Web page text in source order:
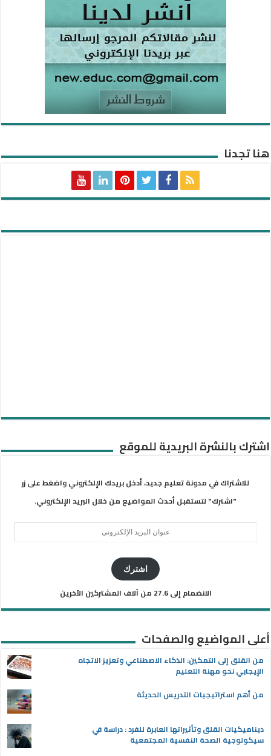
هنا تجدنا
اشترك بالنشرة البريدية للموقع
للاشتراك في مدونة تعليم جديد، أدخل بريدك الإلكتروني واضغط على زر
"اشترك" لتستقبل أحدث المواضيع من خلال البريد الإلكتروني.
اشترك
الانضمام إلى 27.6 من آلاف المشتركين الآخرين
أعلى المواضيع والصفحات
من القلق إلى التمكين: الذكاء الاصطناعي وتعزيز الاتجاه
الإيجابي نحو مهنة التعليم
من أهم استراتيجيات التدريس الحديثة
ديناميكيات القلق وتأثيراتها العابرة للفرد : دراسة في
سيكولوجية الصحة النفسية المجتمعية